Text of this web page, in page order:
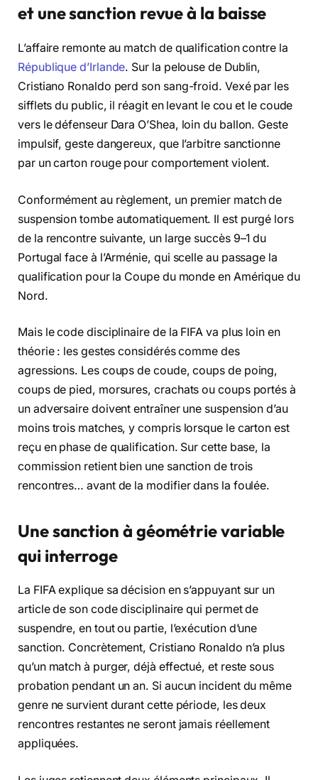
et une sanction revue à la baisse
L’affaire remonte au match de qualification contre la
République d’Irlande. Sur la pelouse de Dublin,
Cristiano Ronaldo perd son sang-froid. Vexé par les
sifflets du public, il réagit en levant le cou et le coude
vers le défenseur Dara O’Shea, loin du ballon. Geste
impulsif, geste dangereux, que l’arbitre sanctionne
par un carton rouge pour comportement violent.
Conformément au règlement, un premier match de
suspension tombe automatiquement. Il est purgé lors
de la rencontre suivante, un large succès 9–1 du
Portugal face à l’Arménie, qui scelle au passage la
qualification pour la Coupe du monde en Amérique du
Nord.
Mais le code disciplinaire de la FIFA va plus loin en
théorie : les gestes considérés comme des
agressions. Les coups de coude, coups de poing,
coups de pied, morsures, crachats ou coups portés à
un adversaire doivent entraîner une suspension d’au
moins trois matches, y compris lorsque le carton est
reçu en phase de qualification. Sur cette base, la
commission retient bien une sanction de trois
rencontres… avant de la modifier dans la foulée.
Une sanction à géométrie variable
qui interroge
La FIFA explique sa décision en s’appuyant sur un
article de son code disciplinaire qui permet de
suspendre, en tout ou partie, l’exécution d’une
sanction. Concrètement, Cristiano Ronaldo n’a plus
qu’un match à purger, déjà effectué, et reste sous
probation pendant un an. Si aucun incident du même
genre ne survient durant cette période, les deux
rencontres restantes ne seront jamais réellement
appliquées.